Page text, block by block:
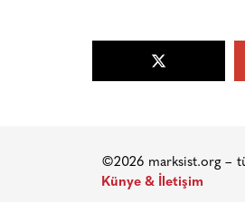
©2026 marksist.org –
Künye & İletişim